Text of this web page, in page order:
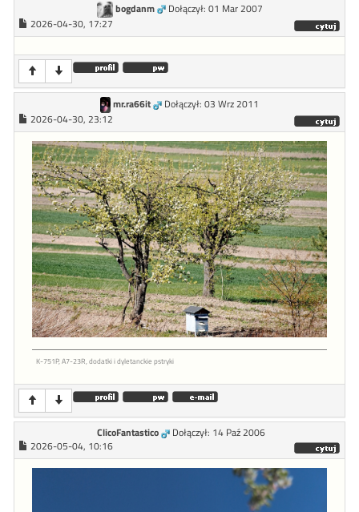
bogdanm
Dołączył: 01 Mar 2007
2026-04-30, 17:27
mr.ra66it
Dołączył: 03 Wrz 2011
2026-04-30, 23:12
K-751P, A7-23R, dodatki i dyletanckie pstryki
ClicoFantastico
Dołączył: 14 Paź 2006
2026-05-04, 10:16